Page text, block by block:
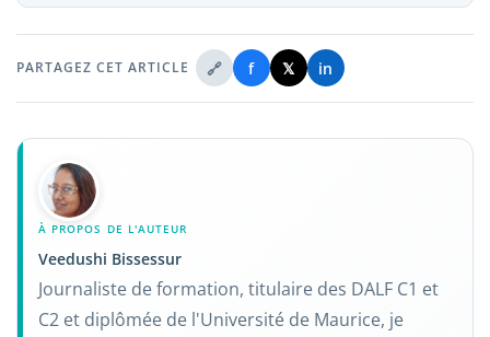
PARTAGEZ CET ARTICLE 🔗 f 𝕏 in
À PROPOS DE L'AUTEUR
Veedushi Bissessur
Journaliste de formation, titulaire des DALF C1 et
C2 et diplômée de l'Université de Maurice, je